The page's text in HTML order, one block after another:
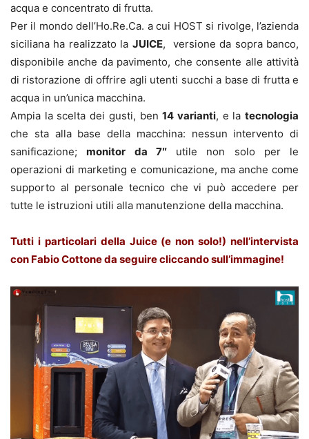
acqua e concentrato di frutta.
Per il mondo dell’Ho.Re.Ca. a cui HOST si rivolge, l’azienda
siciliana ha realizzato la JUICE, versione da sopra banco,
disponibile anche da pavimento, che consente alle attività
di ristorazione di offrire agli utenti succhi a base di frutta e
acqua in un’unica macchina.
Ampia la scelta dei gusti, ben14 varianti, e latecnologia
che sta alla base della macchina: nessun intervento di
sanificazione;monitor da 7″utile non solo per le
operazioni di marketing e comunicazione, ma anche come
supporto al personale tecnico che vi può accedere per
tutte le istruzioni utili alla manutenzione della macchina.
Tutti i particolari della Juice (e non solo!) nell’intervista
con Fabio Cottone da seguire cliccando sull’immagine!